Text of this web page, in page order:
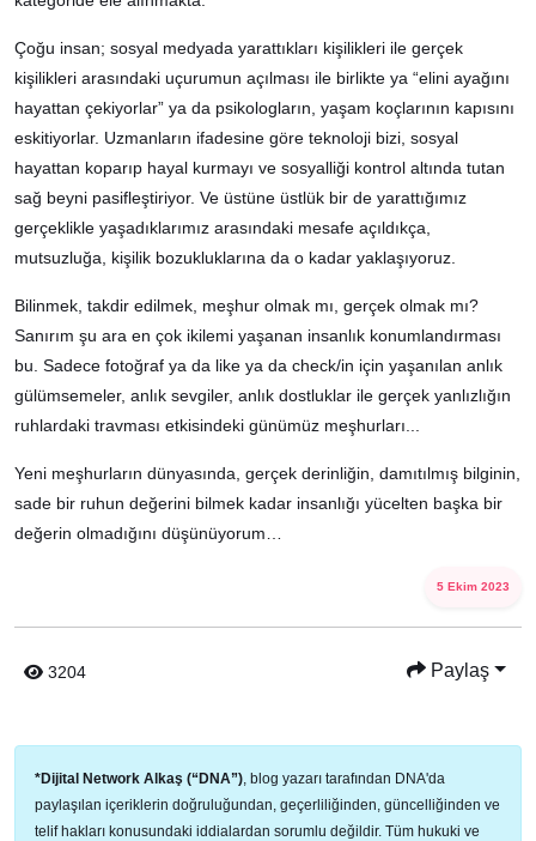
Çoğu insan; sosyal medyada yarattıkları kişilikleri ile gerçek
kişilikleri arasındaki uçurumun açılması ile birlikte ya “elini ayağını
hayattan çekiyorlar” ya da psikologların, yaşam koçlarının kapısını
eskitiyorlar. Uzmanların ifadesine göre teknoloji bizi, sosyal
hayattan koparıp hayal kurmayı ve sosyalliği kontrol altında tutan
sağ beyni pasifleştiriyor. Ve üstüne üstlük bir de yarattığımız
gerçeklikle yaşadıklarımız arasındaki mesafe açıldıkça,
mutsuzluğa, kişilik bozukluklarına da o kadar yaklaşıyoruz.
Bilinmek, takdir edilmek, meşhur olmak mı, gerçek olmak mı?
Sanırım şu ara en çok ikilemi yaşanan insanlık konumlandırması
bu. Sadece fotoğraf ya da like ya da check/in için yaşanılan anlık
gülümsemeler, anlık sevgiler, anlık dostluklar ile gerçek yanlızlığın
ruhlardaki travması etkisindeki günümüz meşhurları...
Yeni meşhurların dünyasında, gerçek derinliğin, damıtılmış bilginin,
sade bir ruhun değerini bilmek kadar insanlığı yücelten başka bir
değerin olmadığını düşünüyorum…
5 Ekim 2023
3204 Paylaş
*Dijital Network Alkaş (“DNA”), blog yazarı tarafından DNA'da
paylaşılan içeriklerin doğruluğundan, geçerliliğinden, güncelliğinden ve
telif hakları konusundaki iddialardan sorumlu değildir. Tüm hukuki ve